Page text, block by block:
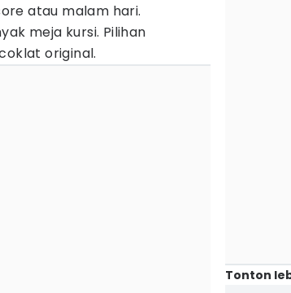
atau malam hari.
meja kursi. Pilihan
original.
Tonton